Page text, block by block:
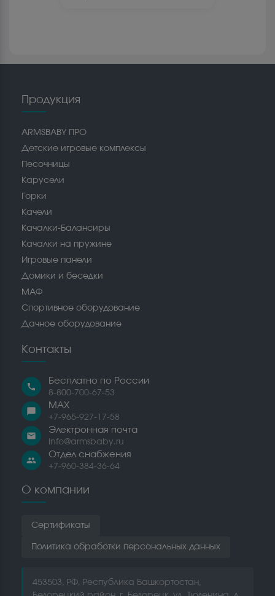
Продукция
ARMSBABY ПРО
Детские игровые комплексы
Песочницы
Карусели
Горки
Качели
Качалки-Балансиры
Качалки на пружине
Игровые панели
Домики и беседки
МАФ
Спортивное оборудование
Дачное оборудование
Контакты
call
Бесплатно по России
8-800-700-67-53
chat_bubble
MAX
+7-965-927-17-58
email
Электронная почта
info@armsbaby.ru
people
Отдел снабжения
+7-960-384-36-64
О компании
Сертификаты
Политика обработки персональных данных
453503, РФ, Республика Башкортостан,